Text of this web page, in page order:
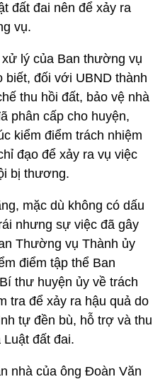
đất đai nên để xảy ra
vụ.
lý của Ban thường vụ
biết, đối với UBND thành
thu hồi đất, bảo vệ nhà
phân cấp cho huyện,
kiểm điểm trách nhiệm
đạo để xảy ra vụ việc
bị thương.
mặc dù không có dấu
nhưng sự việc đã gây
Thường vụ Thành ủy
điểm tập thể Ban
thư huyện ủy về trách
tra để xảy ra hậu quả do
tự đền bù, hỗ trợ và thu
Luật đất đai.
nhà của ông Đoàn Văn